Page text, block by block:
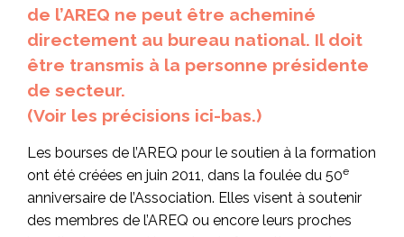
de l’AREQ ne peut être acheminé
directement au bureau national. Il doit
être transmis à la personne présidente
de secteur.
(Voir les précisions ici-bas.)
Les bourses de l’AREQ pour le soutien à la formation
ont été créées en juin 2011, dans la foulée du 50e
anniversaire de l’Association. Elles visent à soutenir
des membres de l’AREQ ou encore leurs proches